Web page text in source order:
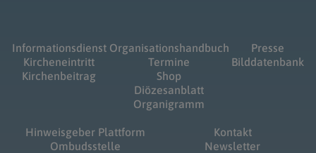
Informationsdienst
Kircheneintritt
Kirchenbeitrag
Organisationshandbuch
Termine
Shop
Diözesanblatt
Organigramm
Presse
Bilddatenbank
Hinweisgeber Plattform
Ombudsstelle
Kontakt
Newsletter